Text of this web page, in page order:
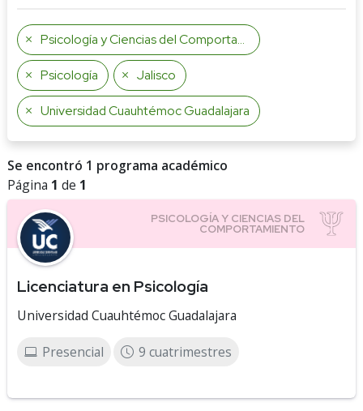
Psicología y Ciencias del Comportamiento
Psicología Jalisco
Universidad Cuauhtémoc Guadalajara
Se encontró 1 programa académico
Página 1 de 1
Licenciatura en Psicología
Universidad Cuauhtémoc Guadalajara
Presencial 9 cuatrimestres